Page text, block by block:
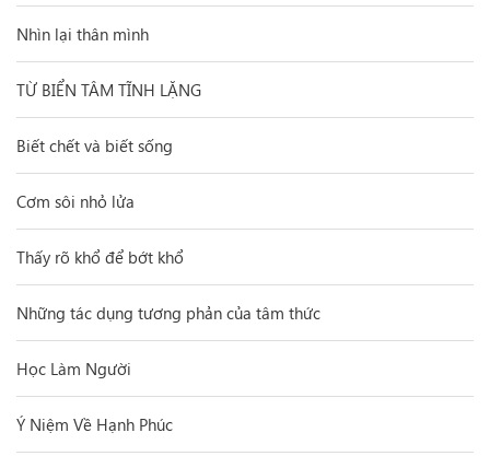
Nhìn lại thân mình
TỪ BIỂN TÂM TĨNH LẶNG
Biết chết và biết sống
Cơm sôi nhỏ lửa
Thấy rõ khổ để bớt khổ
Những tác dụng tương phản của tâm thức
Học Làm Người
Ý Niệm Về Hạnh Phúc